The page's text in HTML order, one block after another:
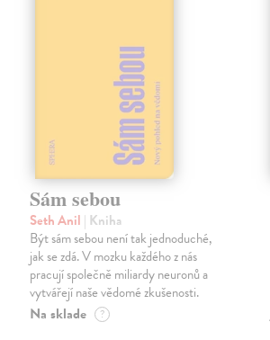
Sám sebou
Seth Anil | Kniha
Být sám sebou není tak jednoduché,
jak se zdá. V mozku každého z nás
pracují společně miliardy neuronů a
vytvářejí naše vědomé zkušenosti.
Na sklade ?